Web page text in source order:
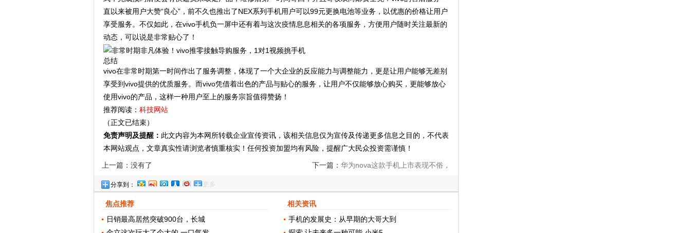
直以来被用户大赞“良心”，前不久也推出了NEX系列手机用户可以99元更换电池等业务，以优惠的价格让用户
享受服务。不仅如此，在vivo手机负一屏中还有着与这次疫情息息相关的各项服务，方便用户随时关注最新的
动态，可以说是非常贴心了！
总结
vivo在非常时期第一时间作出了服务调整，体现了一个大企业的反应能力与调整能力，更是让用户能够无差别
享受到vivo提供的优质服务。而vivo凭借着出色的产品与贴心的服务，让用户不仅能够放心购买，更能够放心
使用vivo的产品，这样一种用户至上的服务宗旨值得赞扬！
推荐阅读： 科技网站
（正文已结束）
免责声明及提醒： 此文内容为本网所转载企业宣传资讯，该相关信息仅为宣传及传递更多信息之目的，不代表
本网站观点，文章真实性请浏览者慎重核实！任何投资加盟均有风险，提醒广大民众投资需谨慎！
上一篇：没有了 下一篇： 华为nova这款手机上市表现不俗，
分享到： 更多
焦点推荐
日销最高居然突破900台，长城
相关资讯
手机的发展史：从早期的大哥大到